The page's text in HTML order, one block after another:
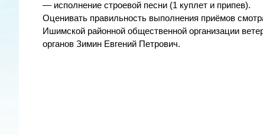
— исполнение строевой песни (1 куплет и припев).
Оценивать правильность выполнения приёмов
Ишимской районной общественной организации
органов Зимин Евгений Петрович.